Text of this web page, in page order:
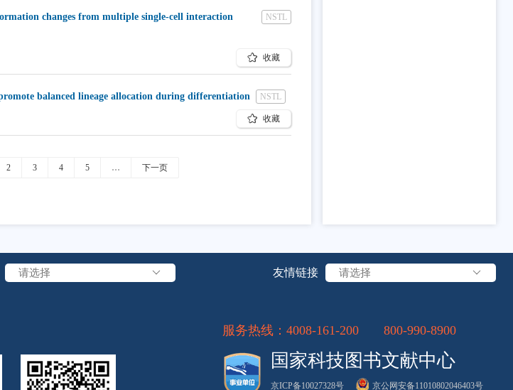
changes from multiple single-cell interaction
NSTL
收藏
balanced lineage allocation during differentiation NSTL
收藏
2 3 4 5 … 下一页
请选择 友情链接 请选择
服务热线： 4008-161-200 800-990-8900
国家科技图书文献中心
京ICP备10027328号 京公网安备11010802046403号